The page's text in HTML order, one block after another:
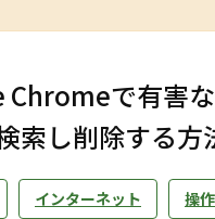
Chromeで有害
索し削除する方
インターネット 操